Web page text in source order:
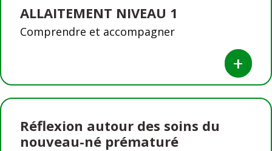
ALLAITEMENT NIVEAU 1
Comprendre et accompagner
+
Réflexion autour des soins du
nouveau-né prématuré